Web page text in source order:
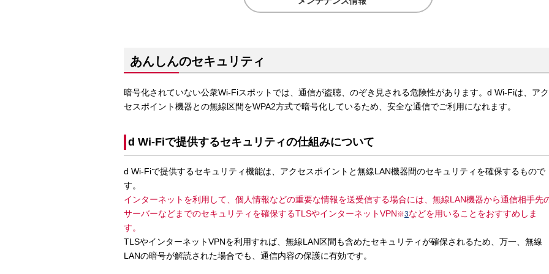
あんしんのセキュリティ
暗号化されていない公衆Wi-Fiスポットでは、通信が盗聴、のぞき見される危険性があります。d Wi-Fiは、アク
セスポイント機器との無線区間をWPA2方式で暗号化しているため、安全な通信でご利用になれます。
d Wi-Fiで提供するセキュリティの仕組みについて
d Wi-Fiで提供するセキュリティ機能は、アクセスポイントと無線LAN機器間のセキュリティを確保するもので
す。
インターネットを利用して、個人情報などの重要な情報を送受信する場合には、無線LAN機器から通信相手先
サーバーなどまでのセキュリティを確保するTLSやインターネットVPN※3などを用いることをおすすめしま
す。
TLSやインターネットVPNを利用すれば、無線LAN区間も含めたセキュリティが確保されるため、万一、無線
LANの暗号が解読された場合でも、通信内容の保護に有効です。